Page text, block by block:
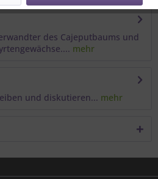
des Cajeputbaums und
mehr
und diskutieren... mehr